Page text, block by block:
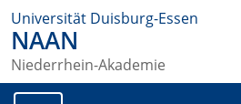
Universität Duisburg-Essen
NAAN
Niederrhein-Akademie